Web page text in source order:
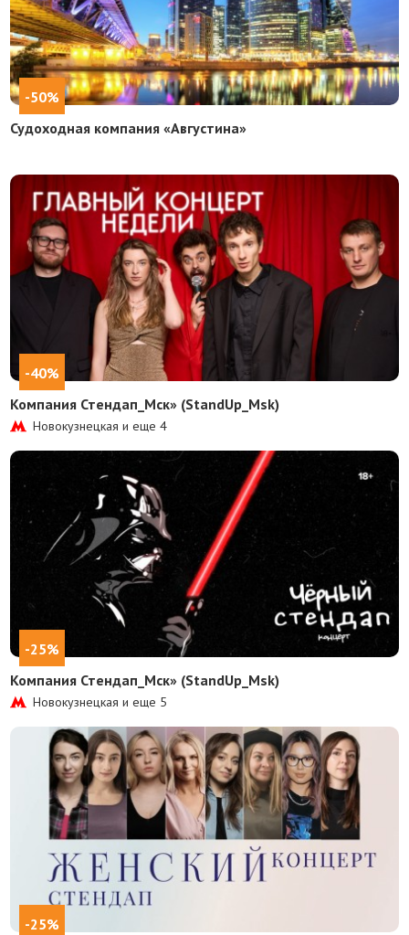
-50%
Судоходная компания «Августина»
-40%
Компания Стендап_Мск» (StandUp_Msk)
Новокузнецкая и еще4
-25%
Компания Стендап_Мск» (StandUp_Msk)
Новокузнецкая и еще 5
-25%